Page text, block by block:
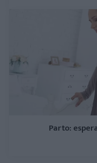
Parto: